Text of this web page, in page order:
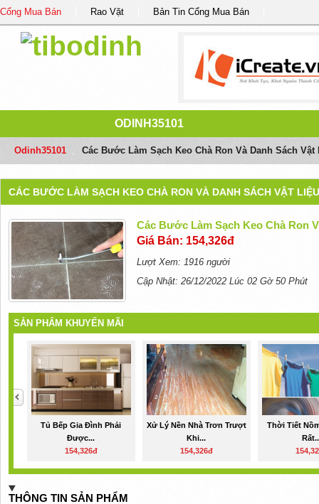
Cổng Mua Bán Rao Vặt Bản Tin Cổng Mua Bán
ODINH35101
Odinh35101 Các Bước Làm Sạch Keo Chà Ron Và Danh Sách Vật
CÁC BƯỚC LÀM SẠCH KEO CHÀ RON VÀ DANH SÁCH VẬT LIỆU
Các Bước Làm Sạch Keo Chà Ron
Giá Bán: 154,326đ
Lượt Xem: 1916 người
Cập Nhật: 26/12/2022 Lúc 02 Gờ 50 Phút
SẢN PHẨM KHUYẾN MÃI
Tủ Bếp Gia Đình Phải
Được...
154,326đ
Xử Lý Nền Nhà Trơn Trượt
Khi...
154,326đ
Thời Tiết
THÔNG TIN SẢN PHẨM